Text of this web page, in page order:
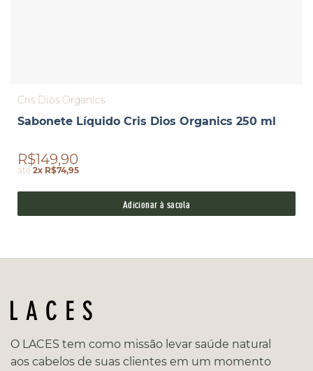
Cris Dios Organics
Sabonete Líquido Cris Dios Organics 250 ml
R$149,90
até2x R$74,95
Adicionar à sacola
O LACES tem como missão levar saúde natural
aos cabelos de suas clientes em um momento